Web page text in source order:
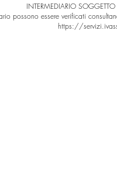
INTERMEDIARIO
possono essere verificati
https://